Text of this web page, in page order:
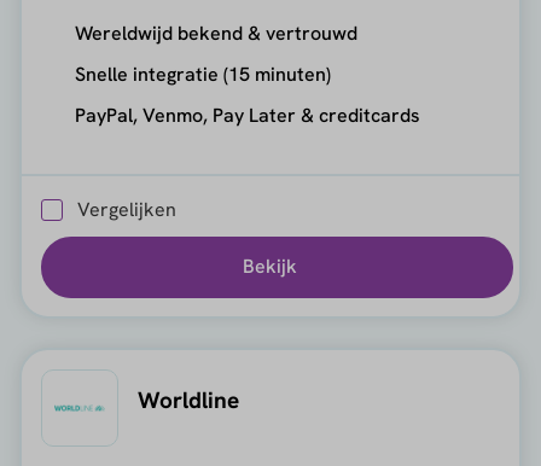
Wereldwijd bekend & vertrouwd
Snelle integratie (15 minuten)
PayPal, Venmo, Pay Later & creditcards
Vergelijken
Bekijk
Worldline